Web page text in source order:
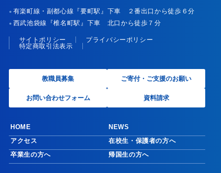
● 有楽町線・副都心線『要町駅』下車 ２番出口から徒歩６分
● 西武池袋線『椎名町駅』下車 北口から徒歩７分
サイトポリシー
プライバシーポリシー
特定商取引法表示
教職員募集 ご寄付・ご支援のお願い
お問い合わせフォーム 資料請求
HOME
NEWS
アクセス
在校生・保護者の方へ
卒業生の方へ
帰国生の方へ